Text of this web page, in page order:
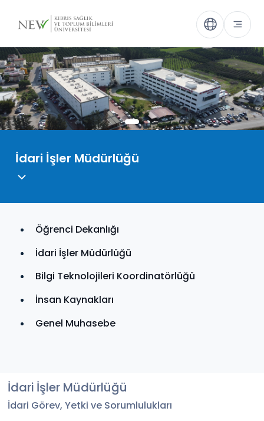
İdari İşler Müdürlüğü
Öğrenci Dekanlığı
İdari İşler Müdürlüğü
Bilgi Teknolojileri Koordinatörlüğü
İnsan Kaynakları
Genel Muhasebe
İdari İşler Müdürlüğü
İdari Görev, Yetki ve Sorumlulukları